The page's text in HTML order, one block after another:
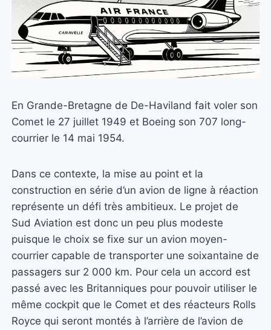
En Grande-Bretagne de De-Haviland fait voler son
Comet le 27 juillet 1949 et Boeing son 707 long-
courrier le 14 mai 1954.
Dans ce contexte, la mise au point et la
construction en série d’un avion de ligne à réaction
représente un défi très ambitieux. Le projet de
Sud Aviation est donc un peu plus modeste
puisque le choix se fixe sur un avion moyen-
courrier capable de transporter une soixantaine de
passagers sur 2 000 km. Pour cela un accord est
passé avec les Britanniques pour pouvoir utiliser le
même cockpit que le Comet et des réacteurs Rolls
Royce qui seront montés à l’arrière de l’avion de